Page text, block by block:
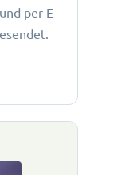
per E-